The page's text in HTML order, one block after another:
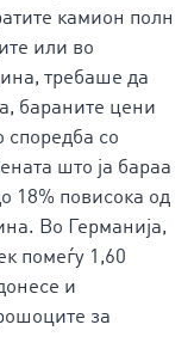
камион полн
или во
требаше да
бараните цени
споредба со
што ја бараа
18% повисока од
Во Германија,
помеѓу 1,60
и
за